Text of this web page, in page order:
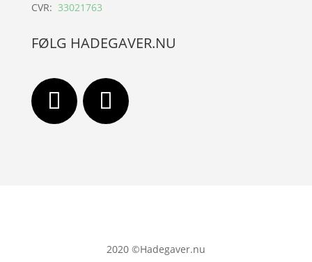
CVR: 33021763
FØLG HADEGAVER.NU
2020 ©Hadegaver.nu